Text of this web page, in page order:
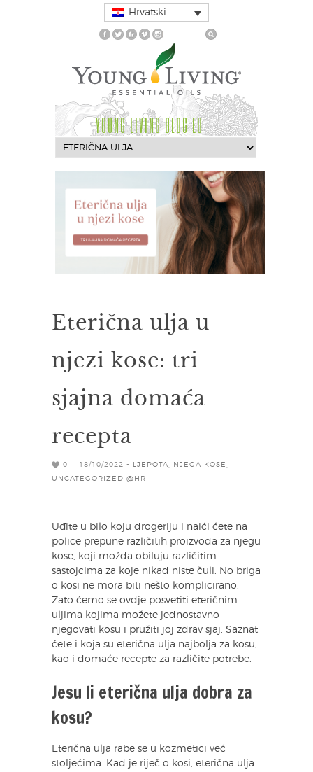
Hrvatski
YOUNG LIVING BLOG EU
Eterična ulja u
njezi kose: tri
sjajna domaća
recepta
0 18/10/2022 - LJEPOTA NJEGA KOSE
UNCATEGORIZED @HR
Uđite u bilo koju drogeriju i naići ćete na
police prepune različitih proizvoda za njegu
kose, koji možda obiluju različitim
sastojcima za koje nikad niste čuli. No briga
o kosi ne mora biti nešto komplicirano.
Zato ćemo se ovdje posvetiti eteričnim
uljima kojima možete jednostavno
njegovati kosu i pružiti joj zdrav sjaj. Saznat
ćete i koja su eterična ulja najbolja za kosu,
kao i domaće recepte za različite potrebe.
Jesu li eterična ulja dobra za
kosu?
Eterična ulja rabe se u kozmetici već
stoljećima. Kad je riječ o kosi, eterična ulja